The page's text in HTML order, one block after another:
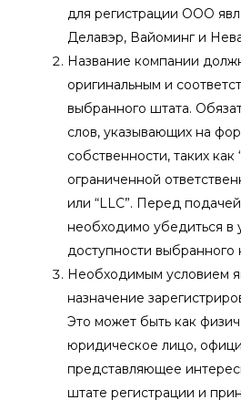
для регистрации ООО
Делавэр, Вайоминг и
Название компании
оригинальным и
выбранного штата.
слов, указывающих на
собственности, таких
ограниченной
или “LLC”. Перед
необходимо убедиться в
доступности выбранного
Необходимым условием
назначение
Это может быть как
юридическое лицо,
представляющее
штате регистрации и